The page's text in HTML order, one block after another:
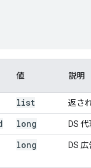
値 説明
list 返さ
long DS 代
long DS 広